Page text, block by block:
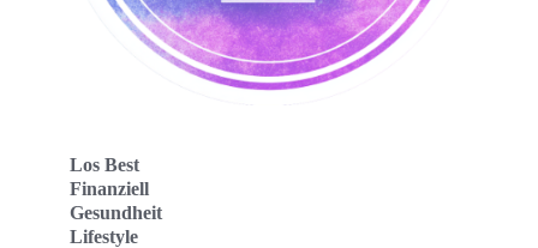
Los Best
Finanziell
Gesundheit
Lifestyle